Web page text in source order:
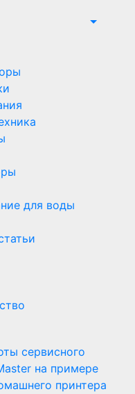
для воды
сервисного
на примере
принтера